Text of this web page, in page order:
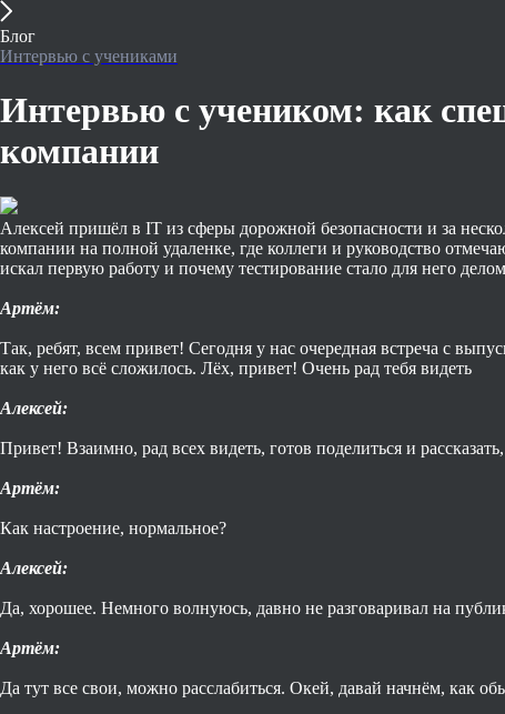
Блог
Интервью с учениками
Интервью с учеником: как
компании
Алексей пришёл в IT из сферы дорожной безопасности и за
компании на полной удаленке, где коллеги и руководство
искал первую работу и почему тестирование стало для него
Артём:
Так, ребят, всем привет! Сегодня у нас очередная встреча с
как у него всё сложилось. Лёх, привет! Очень рад тебя видеть
Алексей:
Привет! Взаимно, рад всех видеть, готов поделиться и
Артём:
Как настроение, нормальное?
Алексей:
Да, хорошее. Немного волнуюсь, давно не разговаривал на
Артём:
Да тут все свои, можно расслабиться. Окей, давай начнём, как